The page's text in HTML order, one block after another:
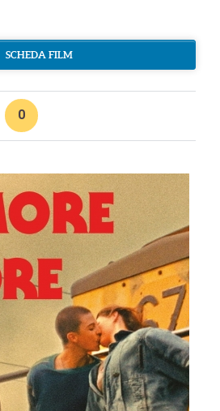
SCHEDA FILM
0